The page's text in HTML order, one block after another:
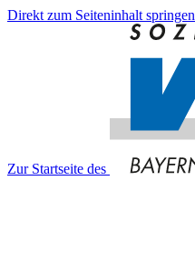
Direkt zum Seiteninhalt springen
Zur Startseite des